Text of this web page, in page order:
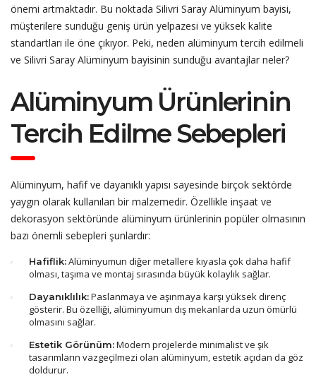
önemi artmaktadır. Bu noktada Silivri Saray Alüminyum bayisi,
müşterilere sunduğu geniş ürün yelpazesi ve yüksek kalite
standartları ile öne çıkıyor. Peki, neden alüminyum tercih edilmeli
ve Silivri Saray Alüminyum bayisinin sunduğu avantajlar neler?
Alüminyum Ürünlerinin
Tercih Edilme Sebepleri
Alüminyum, hafif ve dayanıklı yapısı sayesinde birçok sektörde
yaygın olarak kullanılan bir malzemedir. Özellikle inşaat ve
dekorasyon sektöründe alüminyum ürünlerinin popüler olmasının
bazı önemli sebepleri şunlardır:
Hafiflik:Alüminyumun diğer metallere kıyasla çok daha hafif
olması, taşıma ve montaj sırasında büyük kolaylık sağlar.
Dayanıklılık:Paslanmaya ve aşınmaya karşı yüksek direnç
gösterir. Bu özelliği, alüminyumun dış mekanlarda uzun ömürlü
olmasını sağlar.
Estetik Görünüm:Modern projelerde minimalist ve şık
tasarımların vazgeçilmezi olan alüminyum, estetik açıdan da göz
doldurur.